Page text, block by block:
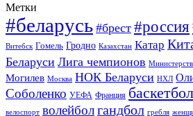
Метки
#беларусь #брест #россия
Витебск Гомель Гродно Казахстан Катар
Беларуси Лига чемпионов
Могилев Москва НОК Беларуси НХЛ
Соболенко УЕФА Франция баскетбол
велоспорт волейболгандбол гребля